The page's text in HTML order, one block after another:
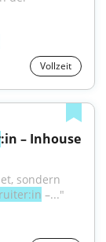
Vollzeit
:in – Inhouse
sondern
–..."